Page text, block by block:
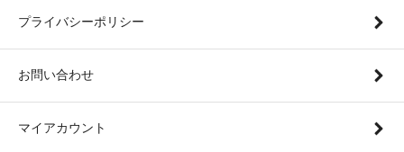
プライバシーポリシー
お問い合わせ
マイアカウント